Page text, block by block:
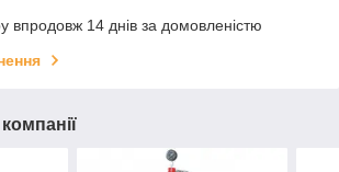
впродовж 14 днів за домовленістю